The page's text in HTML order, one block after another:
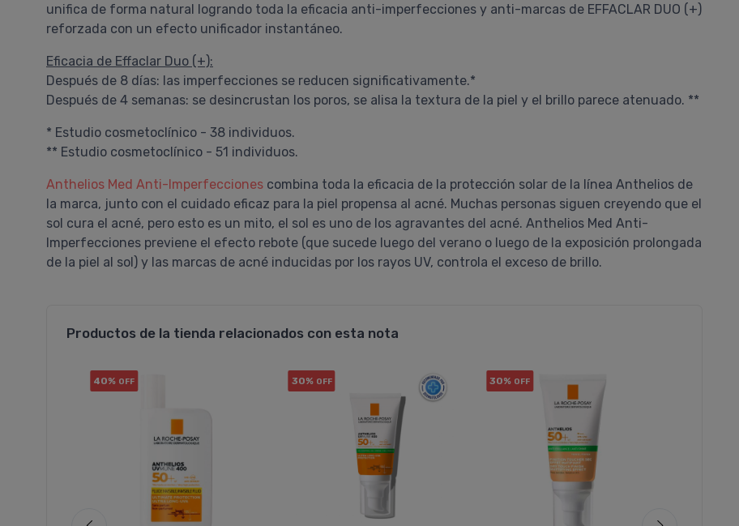
unifica de forma natural logrando toda la eficacia anti-imperfecciones y anti-marcas de EFFACLAR DUO (+)
reforzada con un efecto unificador instantáneo.
Eficacia de Effaclar Duo (+):
Después de 8 días: las imperfecciones se reducen significativamente.*
Después de 4 semanas: se desincrustan los poros, se alisa la textura de la piel y el brillo parece atenuado. **
* Estudio cosmetoclínico - 38 individuos.
** Estudio cosmetoclínico - 51 individuos.
Anthelios Med Anti-Imperfecciones combina toda la eficacia de la protección solar de la línea Anthelios de
la marca, junto con el cuidado eficaz para la piel propensa al acné. Muchas personas siguen creyendo que el
sol cura el acné, pero esto es un mito, el sol es uno de los agravantes del acné. Anthelios Med Anti-
Imperfecciones previene el efecto rebote (que sucede luego del verano o luego de la exposición prolongada
de la piel al sol) y las marcas de acné inducidas por los rayos UV, controla el exceso de brillo.
Productos de la tienda relacionados con esta nota
40% OFF 30% OFF 30% OFF